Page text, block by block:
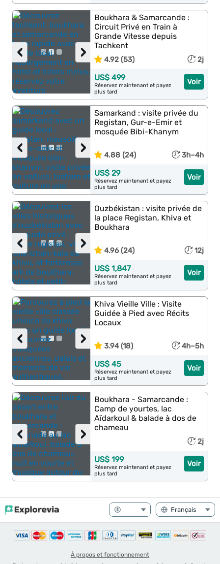
›
‹
Boukhara & Samarcande :
Circuit Privé en Train à
Grande Vitesse depuis
Tachkent
4.92 (53) 2j
Voir
US$ 499
Réservez maintenant et payez
plus tard
›
‹
Samarkand : visite privée du
Registan, Gur-e-Emir et
mosquée Bibi-Khanym
4.88 (24) 3h–4h
Voir
US$ 29
Réservez maintenant et payez
plus tard
›
‹
Ouzbékistan : visite privée de
la place Registan, Khiva et
Boukhara
4.96 (24) 12j
Voir
US$ 1,847
Réservez maintenant et payez
plus tard
›
‹
Khiva Vieille Ville : Visite
Guidée à Pied avec Récits
Locaux
3.94 (18) 4h–5h
Voir
US$ 45
Réservez maintenant et payez
plus tard
›
‹
Boukhara - Samarcande :
Camp de yourtes, lac
Aïdarkoul & balade à dos de
chameau
2j
Voir
US$ 199
Réservez maintenant et payez
plus tard
À propos et fonctionnement